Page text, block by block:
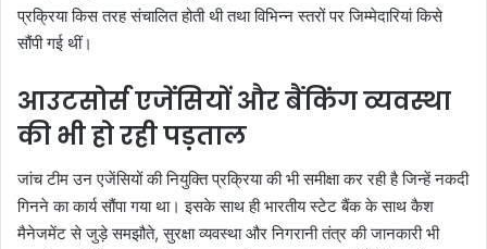
प्रक्रिया किस तरह संचालित होती थी तथा विभिन्न स्तरों पर जिम्मेदारियां किसे
सौंपी गई थीं।
आउटसोर्स एजेंसियों और बैंकिंग व्यवस्था
की भी हो रही पड़ताल
जांच टीम उन एजेंसियों की नियुक्ति प्रक्रिया की भी समीक्षा कर रही है जिन्हें नकदी
गिनने का कार्य सौंपा गया था। इसके साथ ही भारतीय स्टेट बैंक के साथ कैश
मैनेजमेंट से जुड़े समझौते, सुरक्षा व्यवस्था और निगरानी तंत्र की जानकारी भी